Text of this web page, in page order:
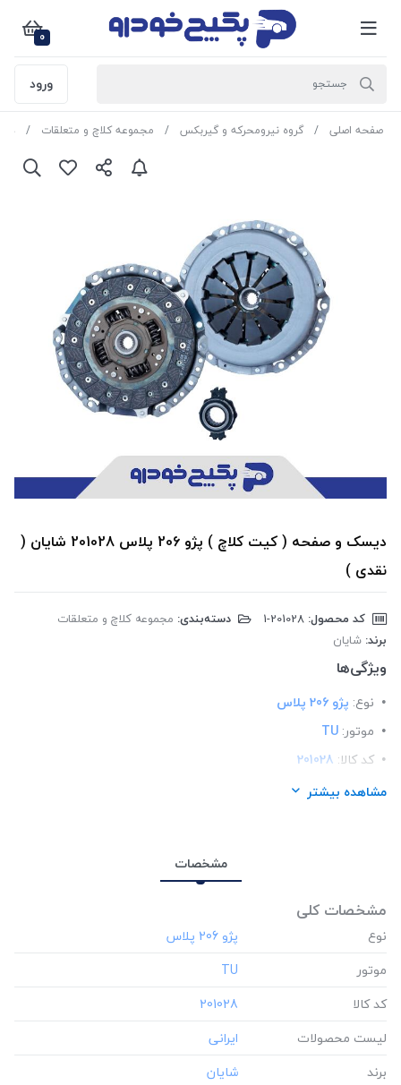
0
ورود
صفحه اصلی گروه نیرومحرکه و گیربکس مجموعه کلاچ و متعلقات
دیسک و صفحه ( کیت کلاچ ) پژو 206 پلاس 201028 شایان (
نقدی )
کد محصول: دسته‌بندی: مجموعه کلاچ و متعلقات
برند: شایان
ویژگی‌ها
نوع: پژو 206 پلاس
موتور: TU
کد کالا: 201028
لیست محصولات:
مشاهده بیشتر
مشخصات
مشخصات کلی
نوع
موتور
‎TU
کد کالا
‎201028
لیست محصولات
برند